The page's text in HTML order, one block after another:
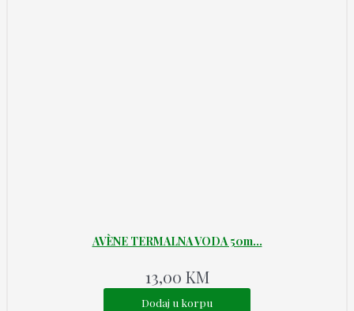
AVÈNE TERMALNA VODA 50m...
13,00 KM
Dodaj u korpu